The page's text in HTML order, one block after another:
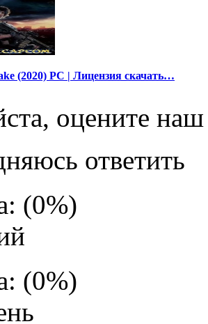
(2020) PC | Лицензия скачать…
оцените наш
ответить
(0%)
(0%)